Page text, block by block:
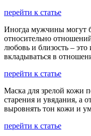
перейти к статье
Иногда мужчины могут
относительно
любовь и близость –
вкладываться в
перейти к статье
Маска для зрелой кожи
старения и увядания, а
выровнять тон кожи и
перейти к статье